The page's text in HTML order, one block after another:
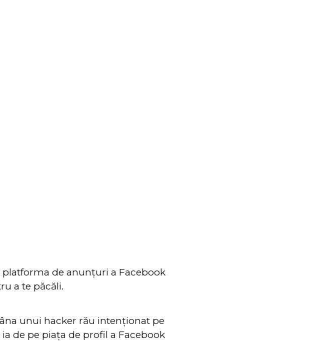
platforma de anunțuri a Facebook
a te păcăli.
unui hacker rău intenționat pe
de pe piața de profil a Facebook